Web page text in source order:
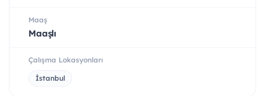
Maaş
Maaşlı
Çalışma Lokasyonları
İstanbul